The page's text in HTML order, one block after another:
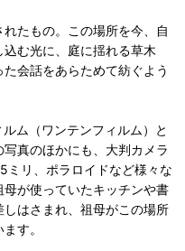
たもの。この場所を今、自
む光に、庭に揺れる草木
会話をあらためて紡ぐよう
ム（ワンテンフィルム）と
真のほかにも、大判カメラ
ミリ、ポラロイドなど様々な
が使っていたキッチンや書
はさまれ、祖母がこの場所
す。